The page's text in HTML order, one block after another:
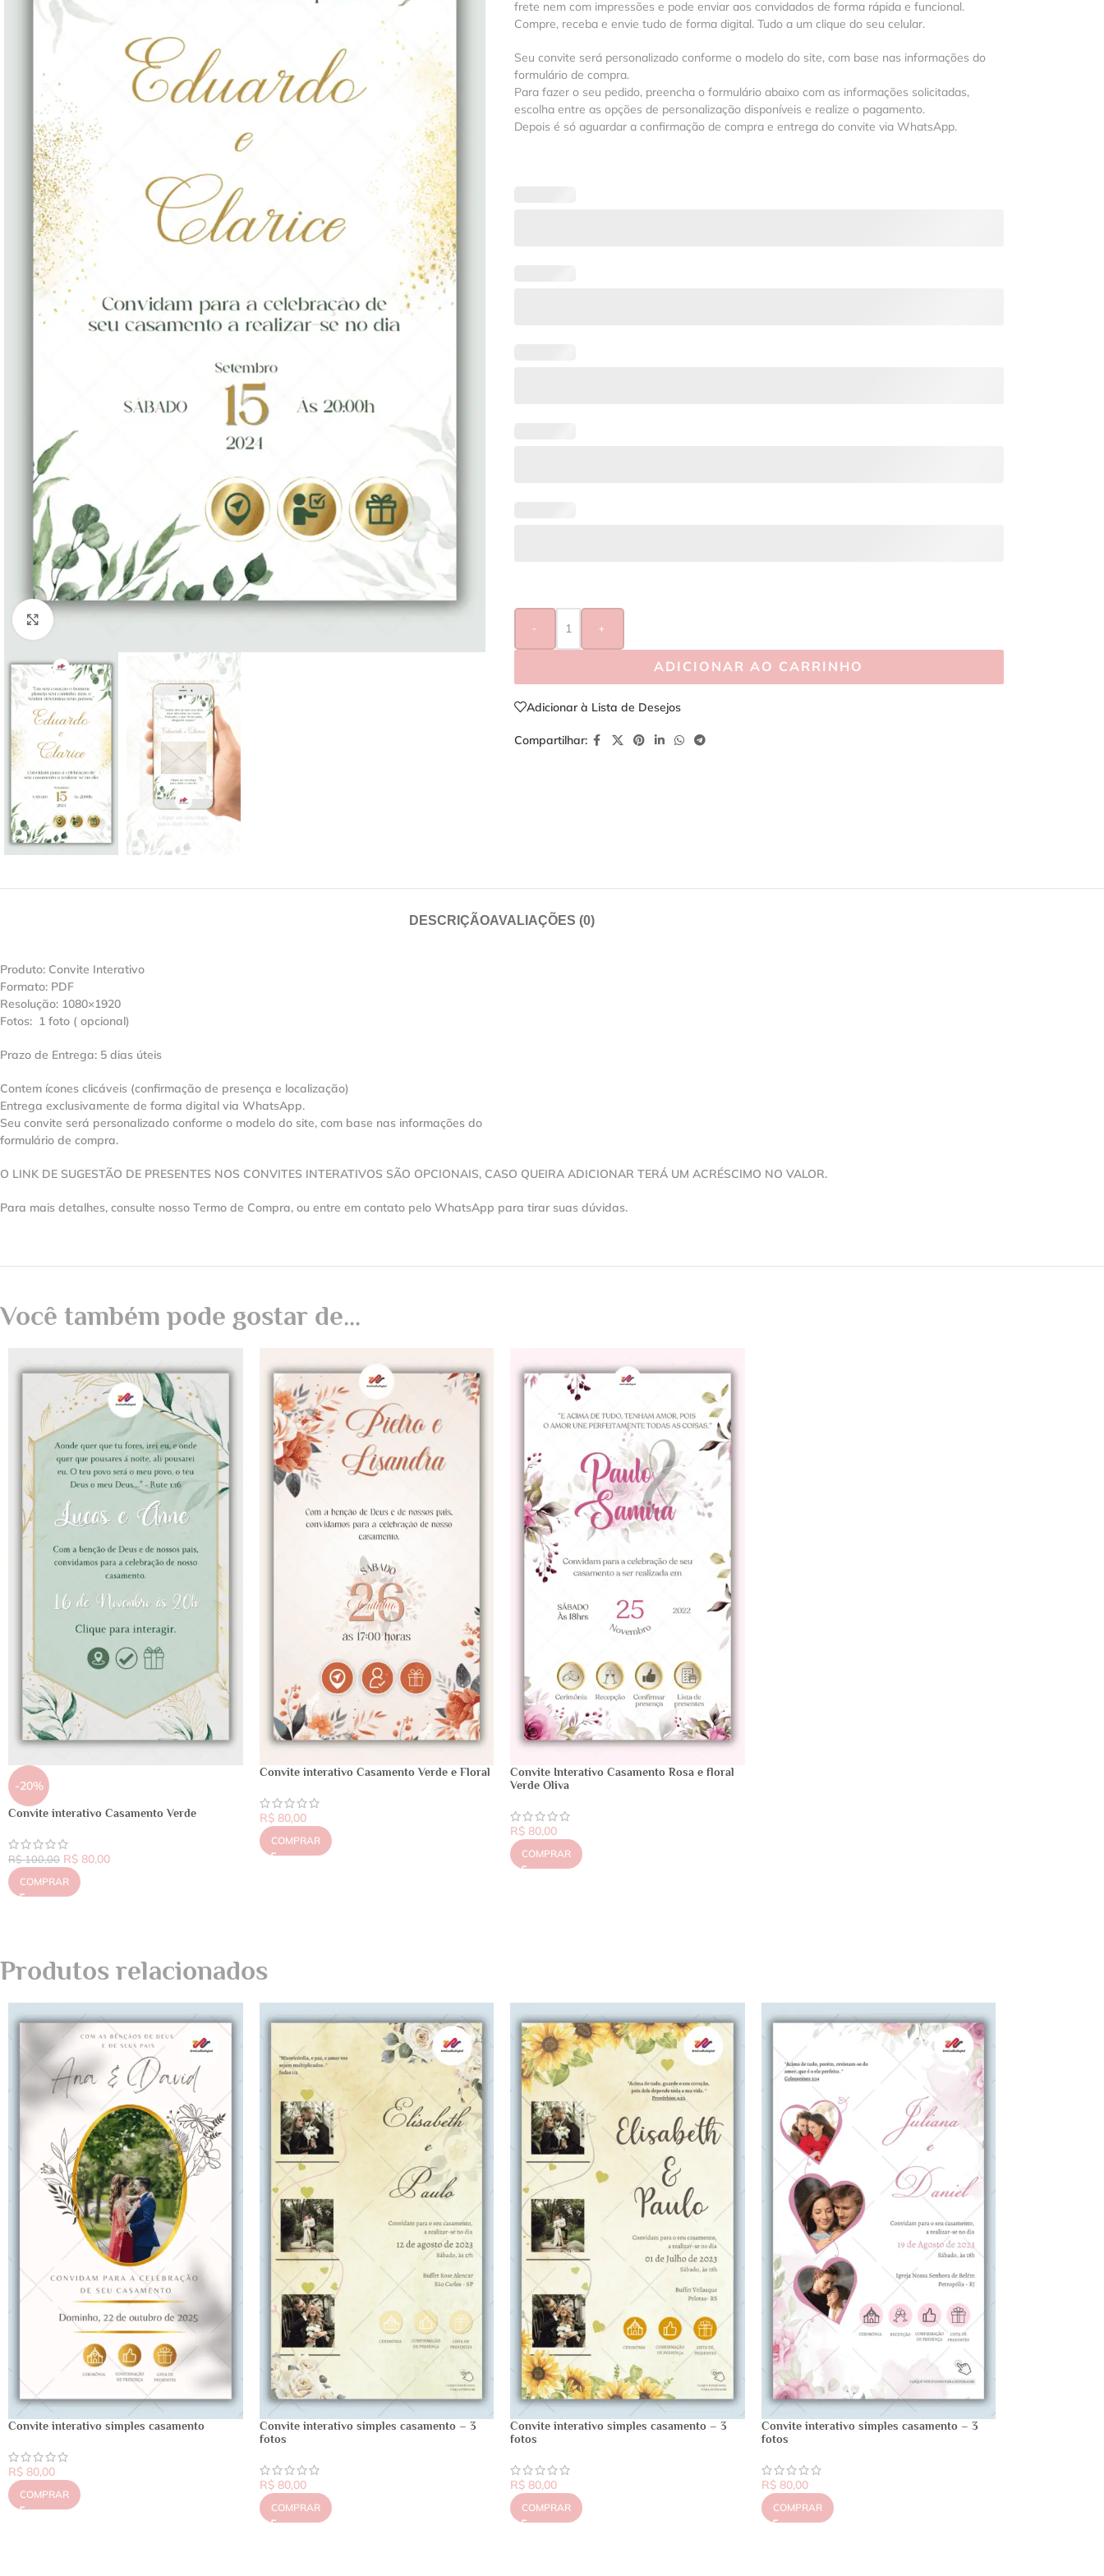
frete nem com impressões e pode enviar aos convidados de forma rápida e funcional.
Compre, receba e envie tudo de forma digital. Tudo a um clique do seu celular.
Seu convite será personalizado conforme o modelo do site, com base nas informações do
formulário de compra.
Para fazer o seu pedido, preencha o formulário abaixo com as informações solicitadas,
escolha entre as opções de personalização disponíveis e realize o pagamento.
Depois é só aguardar a confirmação de compra e entrega do convite via WhatsApp.
- +
ADICIONAR AO CARRINHO
Adicionar à Lista de Desejos
Compartilhar:
DESCRIÇÃOAVALIAÇÕES (0)
Produto: Convite Interativo
Formato: PDF
Resolução: 1080×1920
Fotos: 1 foto ( opcional)
Prazo de Entrega: 5 dias úteis
Contem ícones clicáveis (confirmação de presença e localização)
Entrega exclusivamente de forma digital via WhatsApp.
Seu convite será personalizado conforme o modelo do site, com base nas informações do
formulário de compra.
O LINK DE SUGESTÃO DE PRESENTES NOS CONVITES INTERATIVOS SÃO OPCIONAIS, CASO QUEIRA ADICIONAR TERÁ UM ACRÉSCIMO NO VALOR.
Para mais detalhes, consulte nosso Termo de Compra, ou entre em contato pelo WhatsApp para tirar suas dúvidas.
Você também pode gostar de…
-20%
Convite interativo Casamento Verde
R$100,00 R$ 80,00
COMPRAR
Convite interativo Casamento Verde e Floral
R$80,00
COMPRAR
Convite Interativo Casamento Rosa e floral
Verde Oliva
R$ 80,00
COMPRAR
Produtos relacionados
Convite interativo simples casamento
R$ 80,00
COMPRAR
Convite interativo simples casamento – 3
fotos
R$80,00
COMPRAR
Convite interativo simples casamento – 3
fotos
R$ 80,00
COMPRAR
Convite interativo simples casamento – 3
fotos
R$80,00
COMPRAR